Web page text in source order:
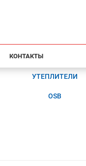
КОНТАКТЫ
УТЕПЛИТЕЛИ
OSB